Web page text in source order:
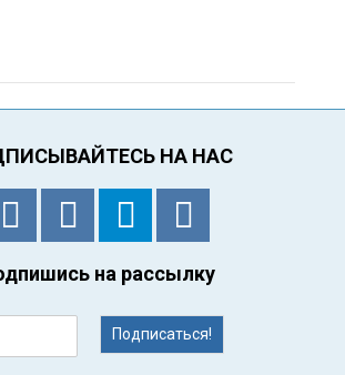
НА НАС
на рассылку
Подписаться!